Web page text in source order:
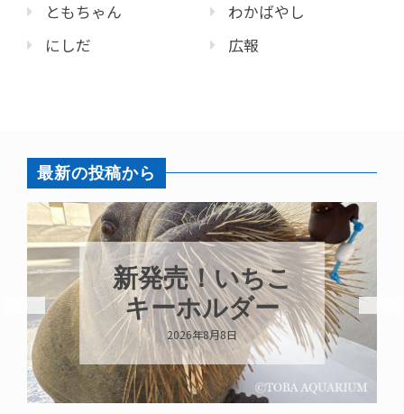
ともちゃん
にしだ
わかばやし
広報
最新の投稿から
パラオオウム
ガイが交接して
います
2026年8月7日